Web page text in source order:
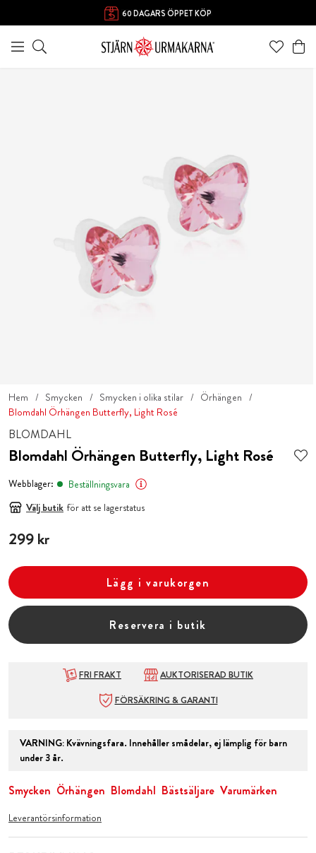
60 DAGARS ÖPPET KÖP
FRI FRAKT ÖVER 1000 KR
Hem Smycken Smycken i olika stilar
Örhängen
Blomdahl Örhängen Butterfly, Light Rosé
BLOMDAHL
Blomdahl Örhängen Butterfly, Light Rosé
Webblager:
Beställningsvara
Välj butik för att se lagerstatus
Pris:299 kr
299 kr
Lägg i varukorgen
Reservera i butik
FRI FRAKT
AUKTORISERAD BUTIK
FÖRSÄKRING & GARANTI
VARNING: Kvävningsfara. Innehåller smådelar, ej lämplig för barn
under 3 år.
Smycken Örhängen Blomdahl Bästsäljare Varumärken
Leverantörsinformation